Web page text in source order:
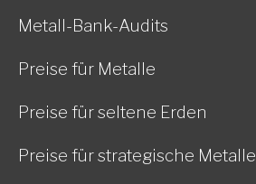
Metall-Bank-Audits
Preise für Metalle
Preise für seltene Erden
Preise für strategische Metalle